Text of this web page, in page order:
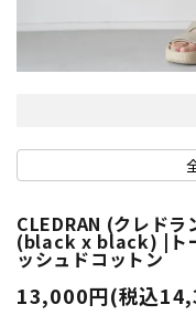
CLEDRAN (クレド
(black x black) |ト
ッシュドコットン
13,000円(税込